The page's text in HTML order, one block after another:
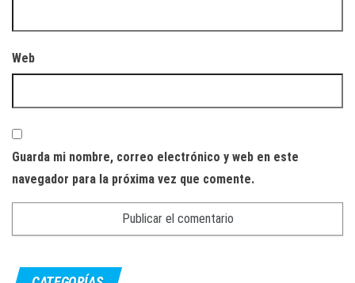
Web
Guarda mi nombre, correo electrónico y web en este
navegador para la próxima vez que comente.